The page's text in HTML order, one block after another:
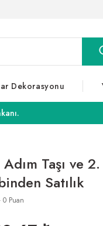
Dekorasyonu
Taşı ve
Satılık
0 Puan